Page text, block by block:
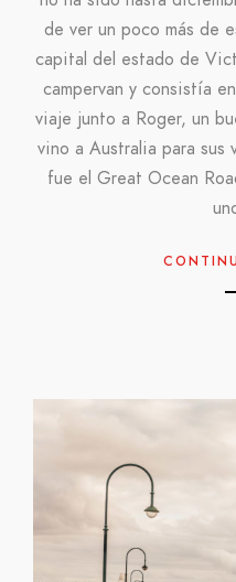
de ver un poco más de
capital del estado de
campervan y consistía
viaje junto a Roger, un
vino a Australia para sus
fue el Great Ocean